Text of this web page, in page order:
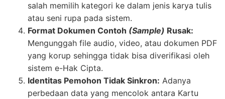
salah memilih kategori ke dalam jenis karya tulis
atau seni rupa pada sistem.
Format Dokumen Contoh (Sample) Rusak:
Mengunggah file audio, video, atau dokumen PDF
yang korup sehingga tidak bisa diverifikasi oleh
sistem e-Hak Cipta.
Identitas Pemohon Tidak Sinkron: Adanya
perbedaan data yang mencolok antara Kartu